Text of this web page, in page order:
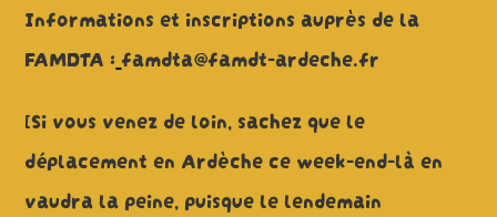
Informations et inscriptions auprès de la
FAMDTA : famdta@famdt-ardeche.fr
[Si vous venez de loin, sachez que le
déplacement en Ardèche ce week-end-là en
vaudra la peine, puisque le lendemain